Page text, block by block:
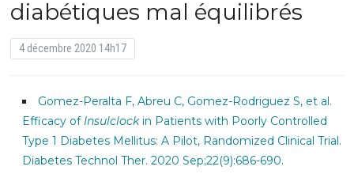
diabétiques mal équilibrés
4 décembre 2020 14h17
Gomez-Peralta F, Abreu C, Gomez-Rodriguez S, et al.
Efficacy of Insulclockin Patients with Poorly Controlled
Type 1 Diabetes Mellitus: A Pilot, Randomized Clinical Trial.
Diabetes Technol Ther. 2020 Sep;22(9):686-690.